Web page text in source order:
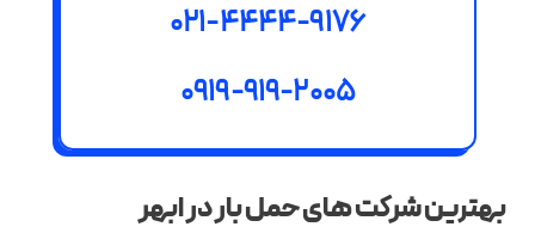
021-4444-9176
0919-919-2005
بهترین شرکت های حمل بار در ابهر